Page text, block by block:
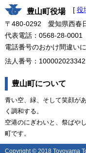
豊山町役場 [ 役
〒480-0292 愛知県西春
代表電話：0568-28-
電話番号のおかけ間違い
法人番号：
豊山町について
青い空、緑、そして笑顔が
く調和する。
空港のにぎわいと、祭ばや
町です。
Copyright © 2018 Toyoyama